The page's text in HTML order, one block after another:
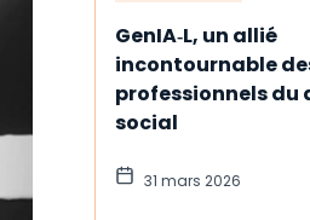
GenIA‑L, un allié
incontournable
professionnels du
social
31 mars 2026